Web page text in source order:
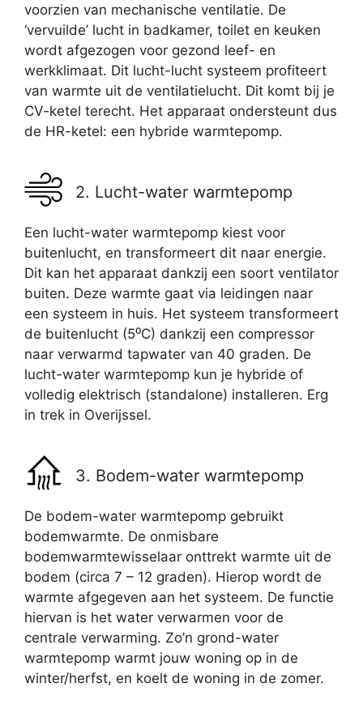
voorzien van mechanische ventilatie. De
‘vervuilde’ lucht in badkamer, toilet en keuken
wordt afgezogen voor gezond leef- en
werkklimaat. Dit lucht-lucht systeem profiteert
van warmte uit de ventilatielucht. Dit komt bij je
CV-ketel terecht. Het apparaat ondersteunt dus
de HR-ketel: een hybride warmtepomp.
2. Lucht-water warmtepomp
Een lucht-water warmtepomp kiest voor
buitenlucht, en transformeert dit naar energie.
Dit kan het apparaat dankzij een soort ventilator
buiten. Deze warmte gaat via leidingen naar
een systeem in huis. Het systeem transformeert
de buitenlucht (5⁰C) dankzij een compressor
naar verwarmd tapwater van 40 graden. De
lucht-water warmtepomp kun je hybride of
volledig elektrisch (standalone) installeren. Erg
in trek in Overijssel.
3. Bodem-water warmtepomp
De bodem-water warmtepomp gebruikt
bodemwarmte. De onmisbare
bodemwarmtewisselaar onttrekt warmte uit de
bodem (circa 7 – 12 graden). Hierop wordt de
warmte afgegeven aan het systeem. De functie
hiervan is het water verwarmen voor de
centrale verwarming. Zo’n grond-water
warmtepomp warmt jouw woning op in de
winter/herfst, en koelt de woning in de zomer.